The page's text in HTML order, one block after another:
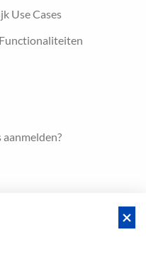
Use Cases